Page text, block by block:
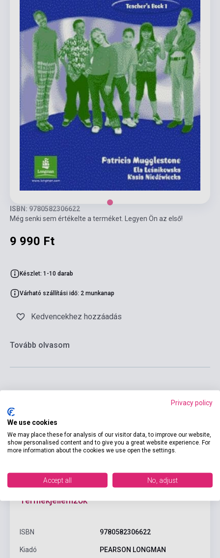
ISBN: 9780582306622
Még senki sem értékelte a terméket. Legyen Ön az első!
9 990 Ft
Készlet: 1-10 darab
Várható szállítási idő: 2 munkanap
Kedvencekhez hozzáadás
Tovább olvasom
Kosárba
Termékjellemzők
ISBN 9780582306622
Kiadó PEARSON LONGMAN
Privacy policy
We use cookies
We may place these for analysis of our visitor data, to improve our website,
show personalised content and to give you a great website experience. For
more information about the cookies we use open the settings.
Accept all No, adjust